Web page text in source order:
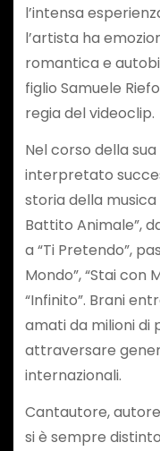
l’intensa
l’artista ha
romantica e
figlio Samuele
regia del videoclip.
Nel corso della
interpretato
storia della musica
Battito Animale”,
a “Ti Pretendo”,
Mondo”, “Stai con
“Infinito”. Brani
amati da milioni di
attraversare
internazionali.
Cantautore,
si è sempre